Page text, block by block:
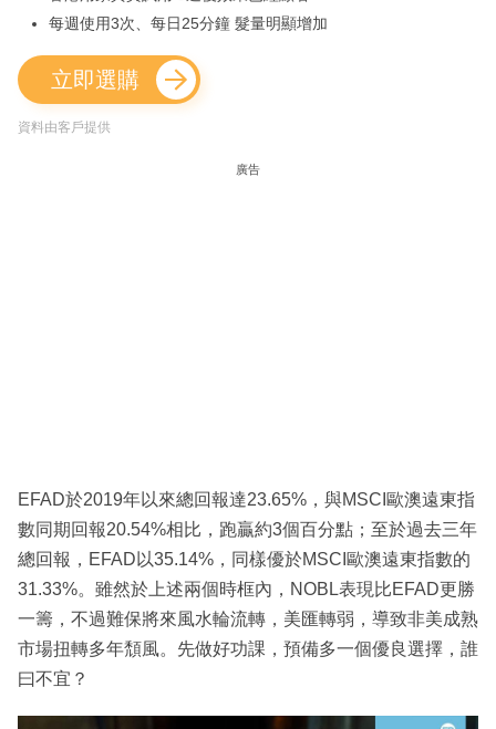
每週使用3次、每日25分鐘 髮量明顯增加
立即選購
資料由客戶提供
廣告
EFAD於2019年以來總回報達23.65%，與MSCI歐澳遠東指
數同期回報20.54%相比，跑贏約3個百分點；至於過去三年
總回報，EFAD以35.14%，同樣優於MSCI歐澳遠東指數的
31.33%。雖然於上述兩個時框內，NOBL表現比EFAD更勝
一籌，不過難保將來風水輪流轉，美匯轉弱，導致非美成熟
市場扭轉多年頹風。先做好功課，預備多一個優良選擇，誰
曰不宜？